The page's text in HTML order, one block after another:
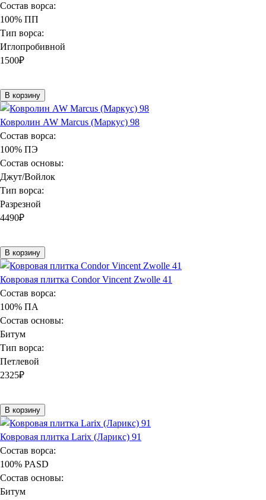
Состав ворса:
100% ПП
Тип ворса:
Иглопробивной
1500₽
В корзину
Ковролин AW Marcus (Маркус) 98
Состав ворса:
100% ПЭ
Состав основы:
Джут/Войлок
Тип ворса:
Разрезной
4490₽
В корзину
Ковровая плитка Condor Vincent Zwolle 41
Состав ворса:
100% ПА
Состав основы:
Битум
Тип ворса:
Петлевой
2325₽
В корзину
Ковровая плитка Larix (Ларикс) 91
Состав ворса:
100% PASD
Состав основы:
Битум